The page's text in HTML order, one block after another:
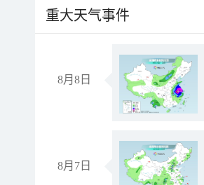
重大天气事件
8月8日
8月7日